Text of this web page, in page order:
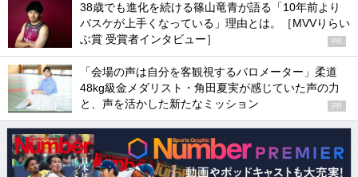
38歳でも進化を続ける篠山竜青が語る「10年前より
バスケが上手くなっている」理由とは。［MVVりらい
ぶ賞 受賞者インタビュー］
PR
「会場の声は自分を客観視するバロメーター」柔道
48kg級金メダリスト・角田夏実が感じていた声の力
と、声を活かした新たなミッション
PR